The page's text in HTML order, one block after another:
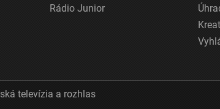
Rádio Junior
televízia a rozhlas